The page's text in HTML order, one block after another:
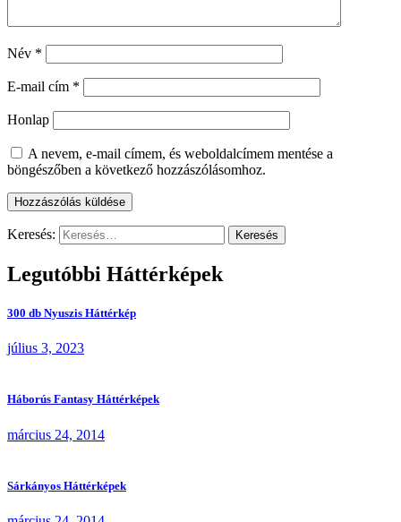
Név *
E-mail cím *
Honlap
A nevem, e-mail címem, és weboldalcímem mentése a
böngészőben a következő hozzászólásomhoz.
Keresés:
Legutóbbi Háttérképek
300 db Nyuszis Háttérkép
július 3, 2023
Háborús Fantasy Háttérképek
március 24, 2014
Sárkányos Háttérképek